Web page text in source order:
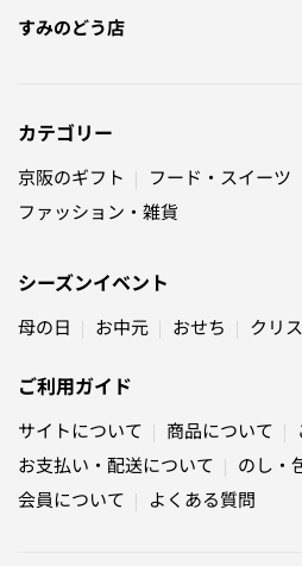
すみのどう店
カテゴリー
京阪のギフト フード・スイーツ
ファッション・雑貨
シーズンイベント
母の日 お中元 おせち クリ
ご利用ガイド
サイトについて 商品について
お支払い・配送について
のし・
会員について
よくある質問